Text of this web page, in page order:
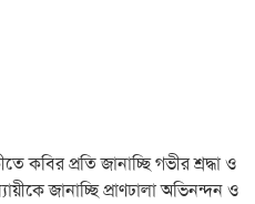
কবির প্রতি জানাচ্ছি গভীর শ্রদ্ধা ও
জানাচ্ছি প্রাণঢালা অভিনন্দন ও